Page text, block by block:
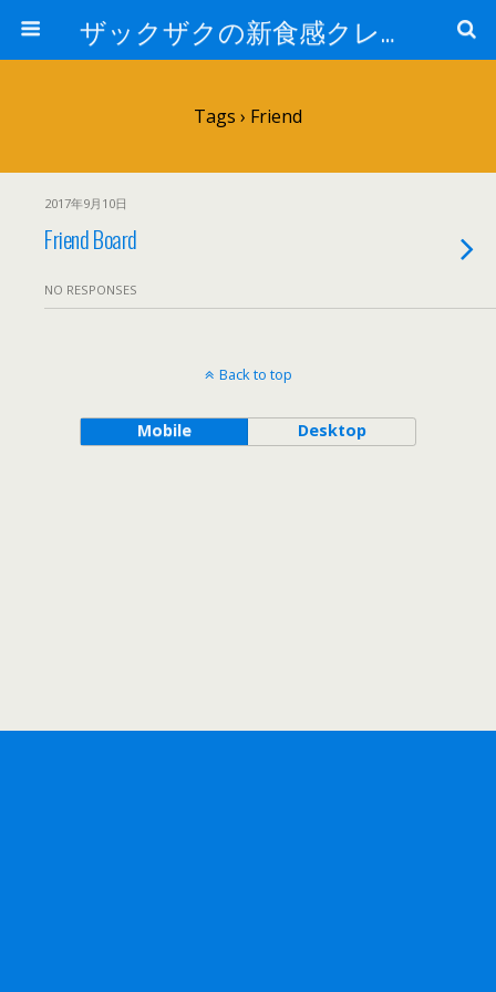
ザックザクの新食感クレープ|CREPE & CAFE Hi5
Tags › Friend
2017年9月10日
Friend Board
NO RESPONSES
Back to top
Mobile Desktop